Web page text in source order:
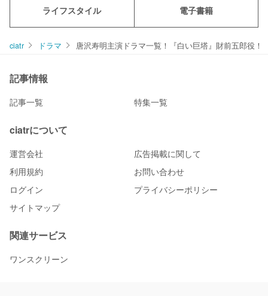
ライフスタイル 電子書籍
ciatr ドラマ 唐沢寿明主演ドラマ一覧！『白い巨塔』財前五郎役！
記事情報
記事一覧 特集一覧
ciatrについて
運営会社
広告掲載に関して
利用規約
お問い合わせ
ログイン
プライバシーポリシー
サイトマップ
関連サービス
ワンスクリーン